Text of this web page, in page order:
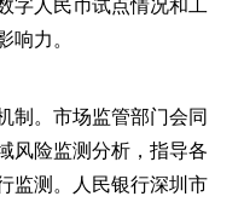
力。
制。市场监管部门会同
风险监测分析，指导各
监测。人民银行深圳市